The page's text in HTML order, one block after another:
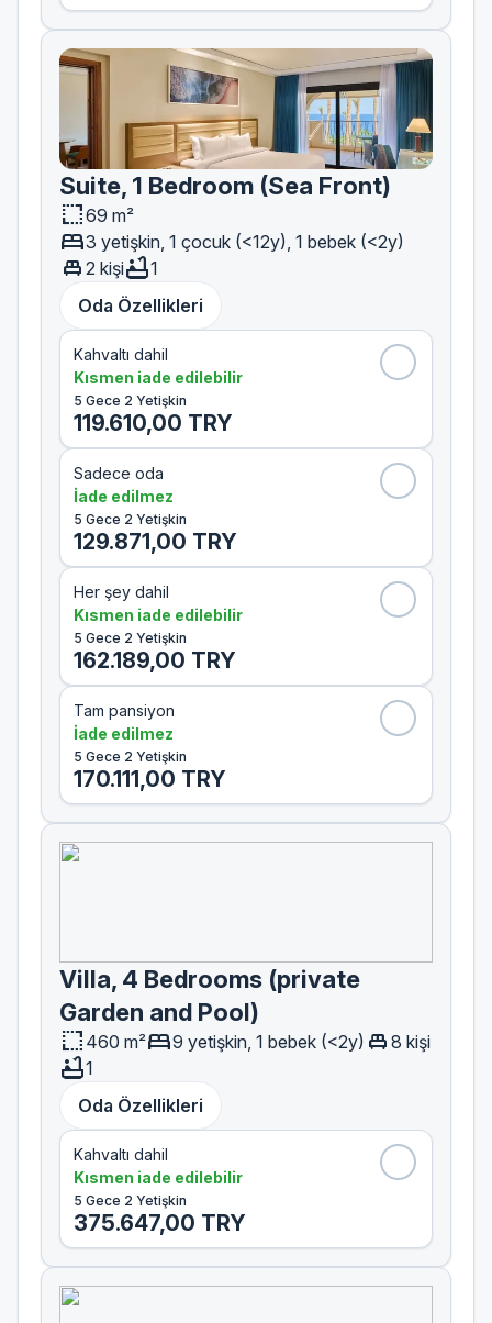
Suite, 1 Bedroom (Sea Front)
resize69 m²
bed3 yetişkin, 1 çocuk (<12y), 1 bebek (<2y)
single_bed 2 kişibathtub1
Oda Özellikleri
Kahvaltı dahil
Kısmen iade edilebilir
5 Gece 2 Yetişkin
119.610,00 TRY
Sadece oda
İade edilmez
5 Gece 2 Yetişkin
129.871,00 TRY
Her şey dahil
Kısmen iade edilebilir
5 Gece 2 Yetişkin
162.189,00 TRY
Tam pansiyon
İade edilmez
5 Gece 2 Yetişkin
170.111,00 TRY
Villa, 4 Bedrooms (private
Garden and Pool)
resize 460 m²bed9 yetişkin, 1 bebek (<2y) single_bed 8 kişi
bathtub1
Oda Özellikleri
Kahvaltı dahil
Kısmen iade edilebilir
5 Gece 2 Yetişkin
375.647,00 TRY